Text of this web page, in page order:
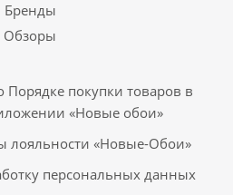
Бренды
Обзоры
Порядке покупки товаров в
«Новые обои»
лояльности «Новые-Обои»
персональных данных